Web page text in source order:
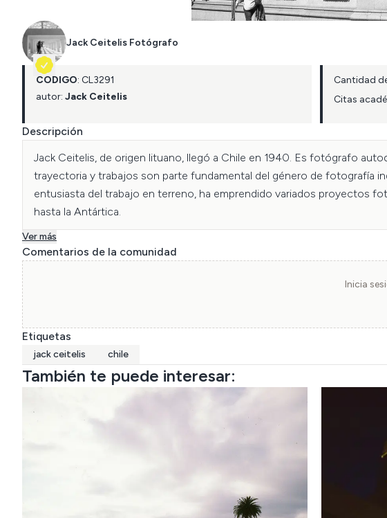
Jack Ceitelis Fotógrafo
CÓDIGO: CL3291
autor: Jack Ceitelis
Cantidad
Citas
Descripción
Jack Ceitelis, de origen lituano, llegó a Chile en 1940. Es fotógrafo
trayectoria y trabajos son parte fundamental del género de fotografía
entusiasta del trabajo en terreno, ha emprendido variados proyectos
hasta la Antártica.
Ver más
Comentarios de la comunidad
Inicia
Etiquetas
jack ceitelis chile
También te puede interesar: